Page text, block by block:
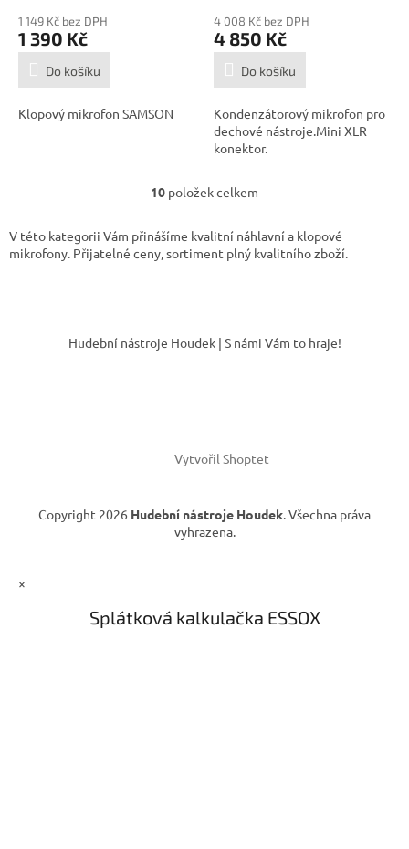
1 149 Kč bez DPH
1 390 Kč
Do košíku
Klopový mikrofon SAMSON
4 008 Kč bez DPH
4 850 Kč
Do košíku
Kondenzátorový mikrofon pro
dechové nástroje.Mini XLR
konektor.
O
l
á
p
p
u
10 položek celkem
V této kategorii Vám přinášíme kvalitní náhlavní a klopové
mikrofony. Přijatelné ceny, sortiment plný kvalitního zboží.
í
Hudební nástroje Houdek | S námi Vám to hraje!
Vytvořil Shoptet
Copyright 2026 Hudební nástroje Houdek. Všechna práva
vyhrazena.
×
Splátková kalkulačka ESSOX